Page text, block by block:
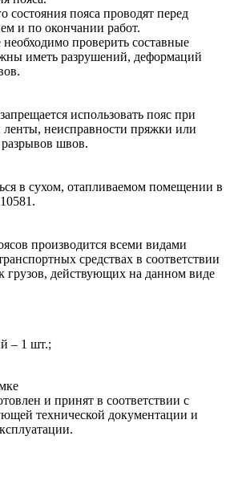
состояния пояса проводят перед
и по окончании работ.
проверить составные
иметь разрушений, деформаций
использовать пояс при
неисправности пряжки или
швов.
в сухом, отапливаемом помещении в
производится всеми видами
средствах в соответствии
грузов, действующих на данном виде
– 1 шт.;
и принят в соответствии с
технической документации и